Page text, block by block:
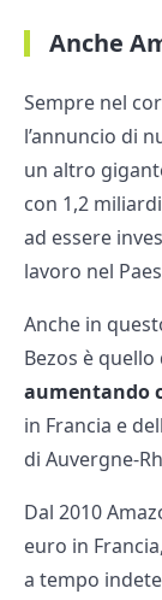
Anche
Sempre nel
l’annuncio di
un altro
con 1,2
ad essere
lavoro nel
Anche in
Bezos è quello
aumentando
in Francia e
di Auvergne-
Dal 2010
euro in
a tempo